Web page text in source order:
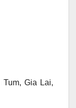
Gia Lai,